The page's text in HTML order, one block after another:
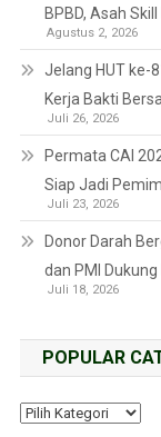
BPBD, Asah
Agustus 2, 2026
Jelang HUT ke-
Kerja Bakti
Juli 26, 2026
Permata CAI
Siap Jadi
Juli 23, 2026
Donor Darah
dan PMI
Juli 18, 2026
POPULAR